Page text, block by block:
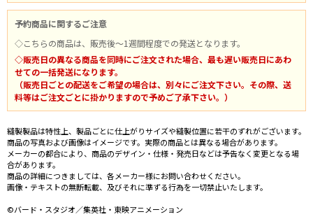
予約商品に関するご注意
◇こちらの商品は、販売後～1週間程度での発送となります。
◇販売日の異なる商品を同時にご注文された場合、最も遅い販売日にあわ
せての一括発送になります。
（販売日ごとの配送をご希望の場合は、別々にご注文下さい。その際、送
料等はご注文ごとに掛かりますので予めご了承下さい。）
縫製製品は特性上、製品ごとに仕上がりサイズや縫製位置に若干のずれがございます。
商品の写真および画像はイメージです。実際の商品とは異なる場合があります。
メーカーの都合により、商品のデザイン・仕様・発売日などは予告なく変更となる場
合があります。
商品の詳細につきましては、各メーカー様にお問い合わせください。
画像・テキストの無断転載、及びそれに準ずる行為を一切禁止いたします。
©バード・スタジオ／集英社・東映アニメーション